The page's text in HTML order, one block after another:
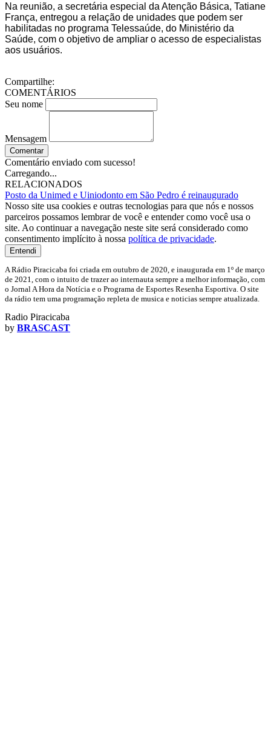
Na reunião, a secretária especial da Atenção Básica, Tatiane
França, entregou a relação de unidades que podem ser
habilitadas no programa Telessaúde, do Ministério da
Saúde, com o objetivo de ampliar o acesso de especialistas
aos usuários.
Compartilhe:
COMENTÁRIOS
Seu nome
Mensagem
Comentar
Comentário enviado com sucesso!
Carregando...
RELACIONADOS
Posto da Unimed e Uiniodonto em São Pedro é reinaugurado
Nosso site usa cookies e outras tecnologias para que nós e nossos
parceiros possamos lembrar de você e entender como você usa o
site. Ao continuar a navegação neste site será considerado como
consentimento implícito à nossa política de privacidade.
Entendi
A Rádio Piracicaba foi criada em outubro de 2020, e inaugurada em 1º de março
de 2021, com o intuito de trazer ao internauta sempre a melhor informação, com
o Jornal A Hora da Notícia e o Programa de Esportes Resenha Esportiva. O site
da rádio tem uma programação repleta de musica e noticias sempre atualizada.
Radio Piracicaba
by BRASCAST